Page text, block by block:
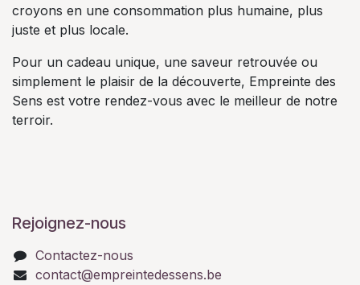
croyons en une consommation plus humaine, plus
juste et plus locale.
Pour un cadeau unique, une saveur retrouvée ou
simplement le plaisir de la découverte, Empreinte des
Sens est votre rendez-vous avec le meilleur de notre
terroir.
Rejoignez-nous
Contactez-nous
contact@empreintedessens.be